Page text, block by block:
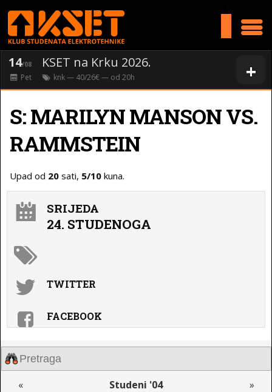
+
14/08 KSET na Krku 2026.
Pet knk— 40/26€ — od 20h
S: MARILYN MANSON VS.
RAMMSTEIN
Upad od 20 sati, 5/10 kuna.
SRIJEDA
24. STUDENOGA
TWITTER
FACEBOOK
« Studeni '04 »